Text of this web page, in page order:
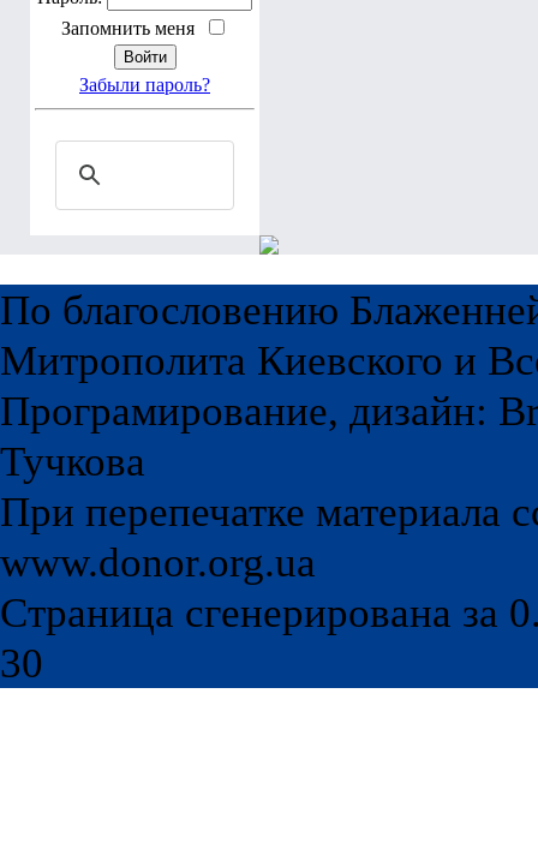
Запомнить меня
Забыли пароль?
По благословению
Митрополита Киевского и
Програмирование, дизайн:
Тучкова
При перепечатке материала
www.donor.org.ua
Страница сгенерирована за
30